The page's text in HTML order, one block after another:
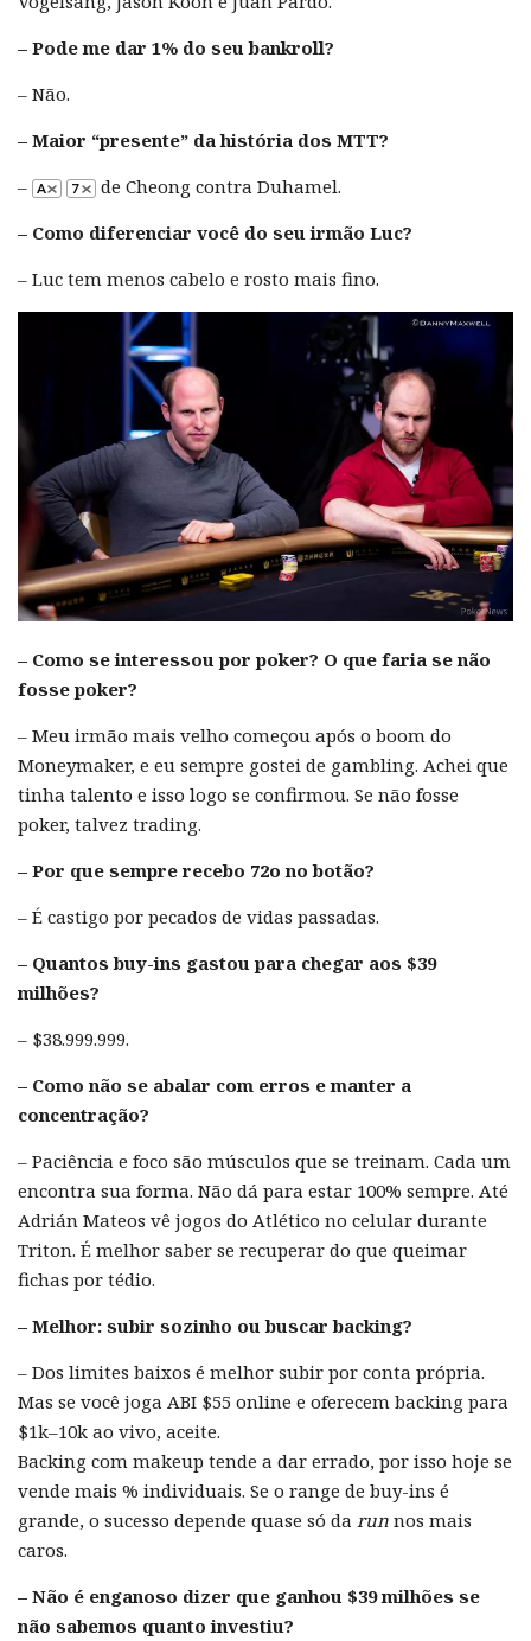
– Pode me dar 1% do seu bankroll?
– Não.
– Maior “presente” da história dos MTT?
–
de Cheong contra Duhamel.
– Como diferenciar você do seu irmão Luc?
– Luc tem menos cabelo e rosto mais fino.
– Como se interessou por poker? O que faria se não
fosse poker?
– Meu irmão mais velho começou após o boom do
Moneymaker, e eu sempre gostei de gambling. Achei que
tinha talento e isso logo se confirmou. Se não fosse
poker, talvez trading.
– Por que sempre recebo 72o no botão?
– É castigo por pecados de vidas passadas.
– Quantos buy-ins gastou para chegar aos $39
milhões?
– $38.999.999.
– Como não se abalar com erros e manter a
concentração?
– Paciência e foco são músculos que se treinam. Cada um
encontra sua forma. Não dá para estar 100% sempre. Até
Adrián Mateos vê jogos do Atlético no celular durante
Triton. É melhor saber se recuperar do que queimar
fichas por tédio.
– Melhor: subir sozinho ou buscar backing?
– Dos limites baixos é melhor subir por conta própria.
Mas se você joga ABI $55 online e oferecem backing para
$1k–10k ao vivo, aceite.
Backing com makeup tende a dar errado, por isso hoje se
vende mais % individuais. Se o range de buy-ins é
grande, o sucesso depende quase só da run nos mais
caros.
– Não é enganoso dizer que ganhou $39 milhões se
não sabemos quanto investiu?